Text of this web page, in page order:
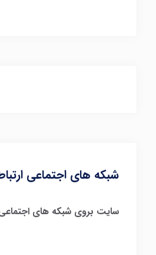
شبکه های اجتماعی ارتباط
سایت بروی شبکه های